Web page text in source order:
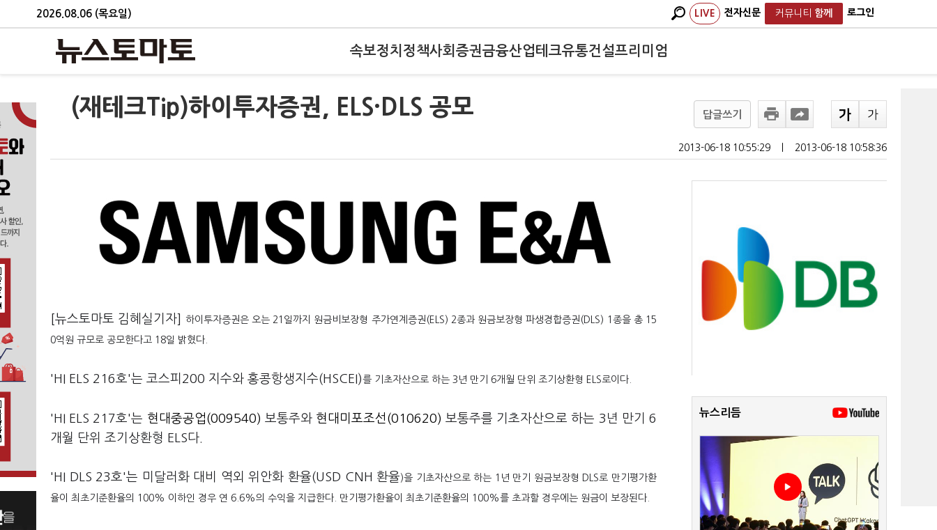
2026.08.06 (목요일) LIVE 전자신문 커뮤니티 함께 로그인
속보정치 정책사회 증권금융산업테크유통건설프리미엄
(재테크Tip)하이투자증권, ELS·DLS 공모 답글쓰기
2013-06-18 10:55:29 2013-06-18 10:58:36
[뉴스토마토 김혜실기자] 하이투자증권은 오는 21일까지 원금비보장형 주가연계증권(ELS) 2종과 원금보장형 파생경합증권(DLS) 1종을 총 15
0억원 규모로 공모한다고 18일 밝혔다.
'HI ELS 216호'는 코스피200 지수와 홍콩항생지수(HSCEI)를 기초자산으로 하는 3년 만기 6개월 단위 조기상환형 ELS로이다.
'HI ELS 217호'는 현대중공업(009540) 보통주와 현대미포조선(010620) 보통주를 기초자산으로 하는 3년 만기 6
개월 단위 조기상환형 ELS다.
'HI DLS 23호'는 미달러화 대비 역외 위안화 환율(USD CNH 환율 )을 기초자산으로 하는 1년 만기 원금보장형 DLS로 만기평가환
율이 최초기준환율의 100% 이하인 경우 연 6.6%의 수익을 지급한다. 만기평가환율이 최초기준환율의 100%를 초과할 경우에는 원금이 보장된다.
뉴스리듬